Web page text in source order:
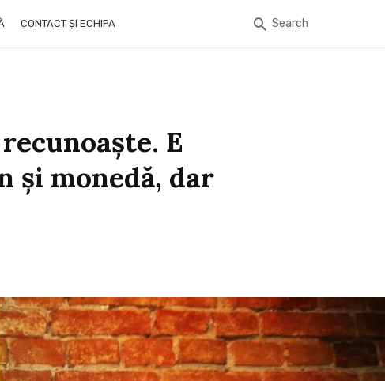
CONTACT ȘI ECHIPA Search
E
şi monedă, dar